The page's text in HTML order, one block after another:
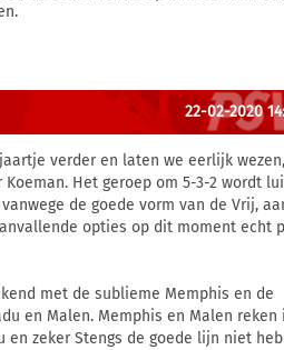
22-02-2020
verder en laten we eerlijk
Het geroep om 5-3-2 wordt
de goede vorm van de Vrij,
opties op dit moment echt
met de sublieme Memphis en de
en Malen. Memphis en Malen reken
en zeker Stengs de goede lijn niet